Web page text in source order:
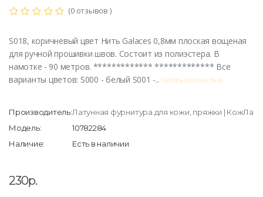
(0 отзывов )
S018, коричневый цвет Нить Galaces 0,8мм плоская вощеная
для ручной прошивки швов. Состоит из полиэстера. В
намотке - 90 метров. ************* ************* Все
варианты цветов: S000 - белый S001 -.. Читать полностью
Производитель:Латунная фурнитура для кожи, пряжки |
Модель:
10782284
Наличие:
Есть в наличии
230р.